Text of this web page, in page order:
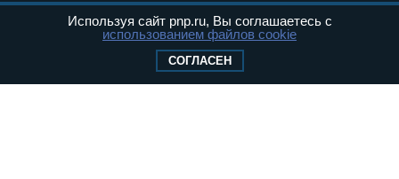
связи, информационных технологий и
массовых коммуникаций (Роскомнадзор) 05
Свидетельство о регистрации Эл № ФС77-
Используя сайт pnp.ru, Вы соглашаетесь с
использованием файлов cookie
СОГЛАСЕН